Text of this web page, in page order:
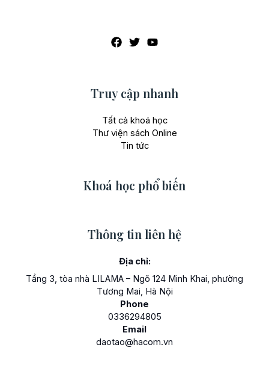
Truy cập nhanh
Tất cả khoá học
Thư viện sách Online
Tin tức
Khoá học phổ biến
Thông tin liên hệ
Địa chỉ:
Tầng 3, tòa nhà LILAMA – Ngõ 124 Minh Khai, phường
Tương Mai, Hà Nội
Phone
0336294805
Email
daotao@hacom.vn